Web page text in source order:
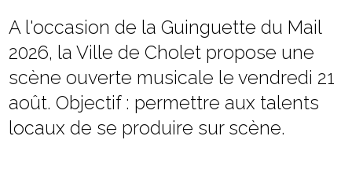
A l'occasion de la Guinguette du Mail
2026, la Ville de Cholet propose une
scène ouverte musicale le vendredi 21
août. Objectif : permettre aux talents
locaux de se produire sur scène.